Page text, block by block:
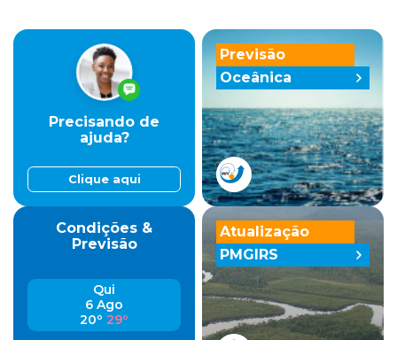
Previsão
Oceânica
Precisando de
ajuda?
Clique aqui
Condições &
Previsão
Qui
6 Ago
20º 29º
Atualização
PMGIRS